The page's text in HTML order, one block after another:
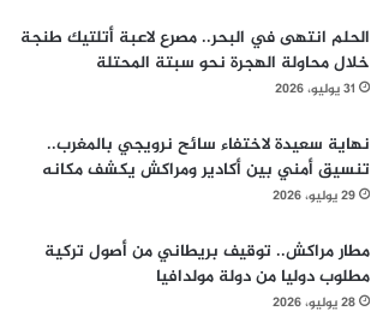
الحلم انتهى في البحر.. مصرع لاعبة أتلتيك طنجة
خلال محاولة الهجرة نحو سبتة المحتلة
31 يوليو، 2026
نهاية سعيدة لاختفاء سائح نرويجي بالمغرب..
تنسيق أمني بين أكادير ومراكش يكشف مكانه
29 يوليو، 2026
مطار مراكش.. توقيف بريطاني من أصول تركية
مطلوب دوليا من دولة مولدافيا
28 يوليو، 2026